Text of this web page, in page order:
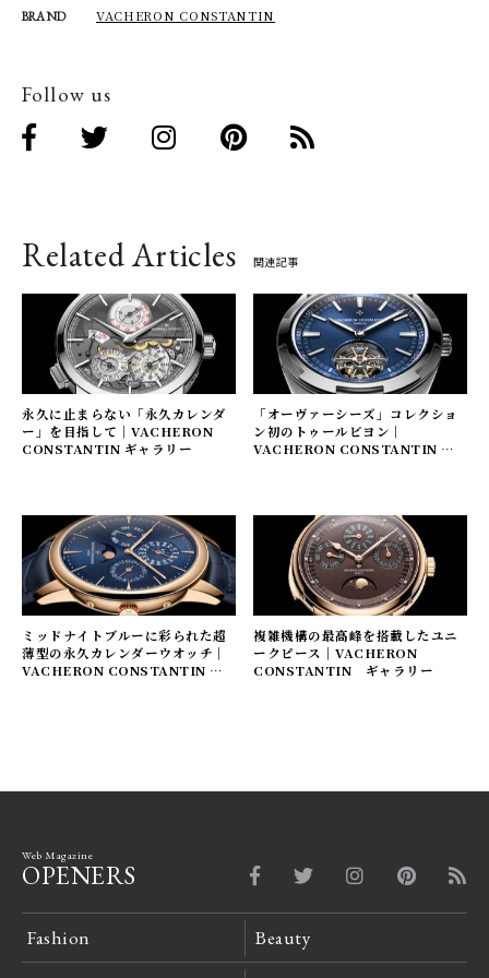
BRAND VACHERON CONSTANTIN
Follow us
Related Articles 関連記事
永久に止まらない「永久カレンダ
ー」を目指して｜VACHERON
CONSTANTIN ギャラリー
「オーヴァーシーズ」コレクショ
ン初のトゥールビヨン｜
VACHERON CONSTANTIN ギ
ミッドナイトブルーに彩られた超
薄型の永久カレンダーウオッチ｜
VACHERON CONSTANTIN ギ
複雑機構の最高峰を搭載したユニ
ークピース｜VACHERON
CONSTANTIN ギャラリー
Web Magazine
OPENERS
Fashion Beauty